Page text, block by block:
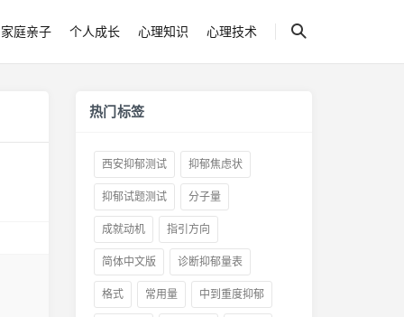
家庭亲子 个人成长 心理知识 心理技术
热门标签
西安抑郁测试 抑郁焦虑状
抑郁试题测试 分子量
成就动机 指引方向
简体中文版 诊断抑郁量表
格式 常用量 中到重度抑郁